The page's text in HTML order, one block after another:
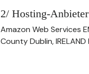
2/ Hosting-Anbieter
Amazon Web Services
County Dublin,